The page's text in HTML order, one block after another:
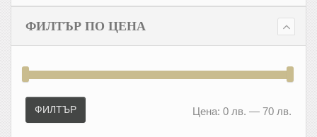
ФИЛТЪР ПО ЦЕНА
цена
цена
ФИЛТЪР Цена: 0 лв. — 70 лв.